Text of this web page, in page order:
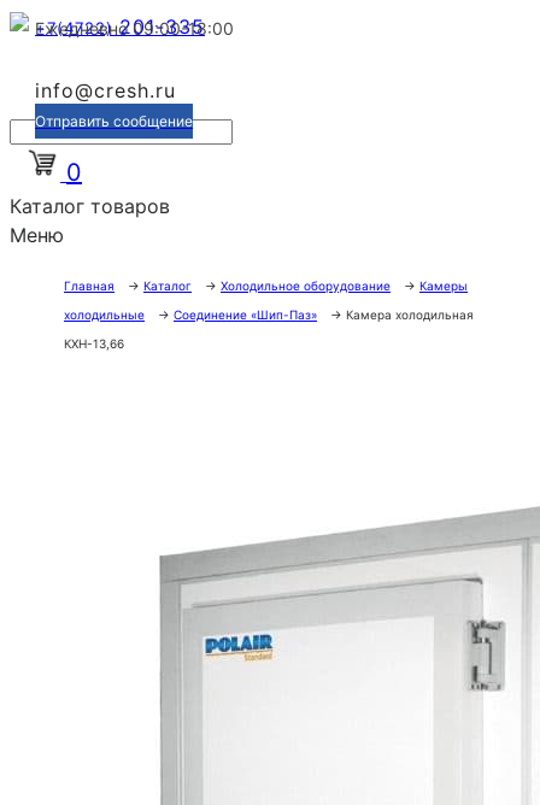
+7(4722)201-335
Ежедневно 09:00-18:00
info@cresh.ru
Отправить сообщение
0
Каталог товаров
Меню
Главная → Каталог → Холодильное оборудование → Камеры
холодильные
→ Соединение «Шип-Паз» → Камера холодильная
КХН-13,66